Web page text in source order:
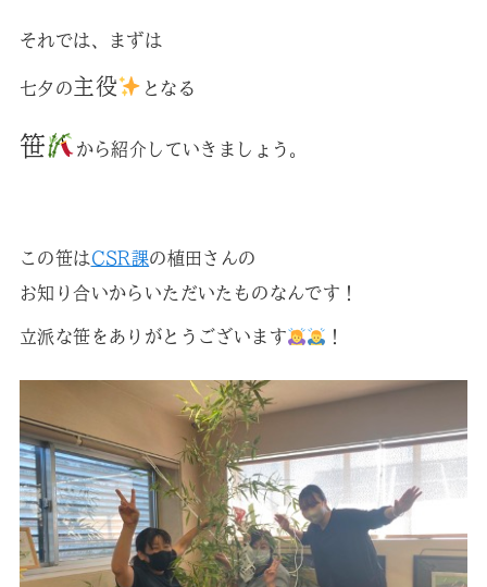
それでは、まずは
七夕の主役 となる
笹 から紹介していきましょう。
この笹はCSR課の植田さんの
お知り合いからいただいたものなんです！
立派な笹をありがとうございます ！